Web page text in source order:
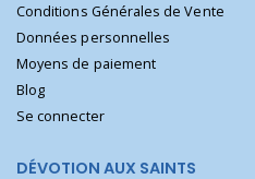
Conditions Générales de Vente
Données personnelles
Moyens de paiement
Blog
Se connecter
DÉVOTION AUX SAINTS